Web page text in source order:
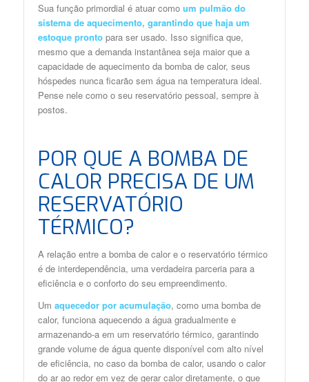
Sua função primordial é atuar como um pulmão do
sistemade aquecimento, garantindo que haja um
estoque prontopara ser usado. Isso significa que,
mesmo que a demanda instantânea seja maior que a
capacidade de aquecimento da bomba de calor, seus
hóspedes nunca ficarão sem água na temperatura ideal.
Pense nele como o seu reservatório pessoal, sempre à
postos.
POR QUE A BOMBA DE
CALOR PRECISA DE UM
RESERVATÓRIO
TÉRMICO?
A relação entre a bomba de calor e o reservatório térmico
é de interdependência, uma verdadeira parceria para a
eficiência e o conforto do seu empreendimento.
Um aquecedor por acumulação, como uma bomba de
calor, funciona aquecendo a água gradualmente e
armazenando-a em um reservatório térmico, garantindo
grande volume de água quente disponível com alto nível
de eficiência, no caso da bomba de calor, usando o calor
do ar ao redor em vez de gerar calor diretamente, o que